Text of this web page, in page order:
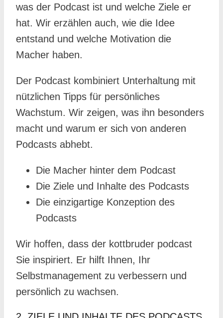
was der Podcast ist und welche Ziele er
hat. Wir erzählen auch, wie die Idee
entstand und welche Motivation die
Macher haben.
Der Podcast kombiniert Unterhaltung mit
nützlichen Tipps für persönliches
Wachstum. Wir zeigen, was ihn besonders
macht und warum er sich von anderen
Podcasts abhebt.
Die Macher hinter dem Podcast
Die Ziele und Inhalte des Podcasts
Die einzigartige Konzeption des
Podcasts
Wir hoffen, dass der kottbruder podcast
Sie inspiriert. Er hilft Ihnen, Ihr
Selbstmanagement zu verbessern und
persönlich zu wachsen.